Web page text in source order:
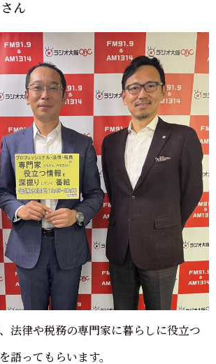
ん
法律や税務の専門家に暮らしに役立つ
語ってもらいます。